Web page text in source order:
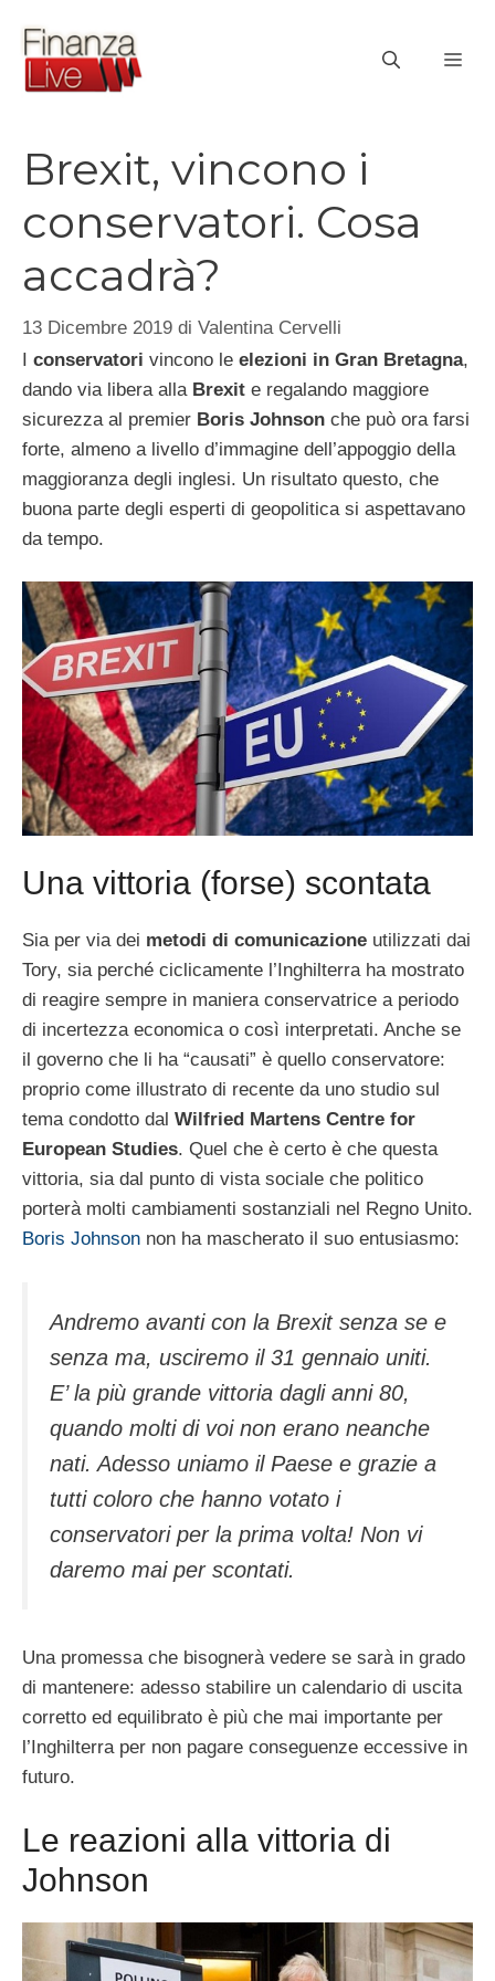
contenuto
Brexit, vincono i
conservatori. Cosa
accadrà?
13 Dicembre 2019 di Valentina Cervelli
I conservatori vincono le elezioni in Gran Bretagna,
dando via libera alla Brexit e regalando maggiore
sicurezza al premier Boris Johnson che può ora farsi
forte, almeno a livello d’immagine dell’appoggio della
maggioranza degli inglesi. Un risultato questo, che
buona parte degli esperti di geopolitica si aspettavano
da tempo.
Una vittoria (forse) scontata
Sia per via dei metodi di comunicazione utilizzati dai
Tory, sia perché ciclicamente l’Inghilterra ha mostrato
di reagire sempre in maniera conservatrice a periodo
di incertezza economica o così interpretati. Anche se
il governo che li ha “causati” è quello conservatore:
proprio come illustrato di recente da uno studio sul
tema condotto dal Wilfried Martens Centre for
European Studies. Quel che è certo è che questa
vittoria, sia dal punto di vista sociale che politico
porterà molti cambiamenti sostanziali nel Regno Unito.
Boris Johnson non ha mascherato il suo entusiasmo:
Andremo avanti con la Brexit senza se e
senza ma, usciremo il 31 gennaio uniti.
E’ la più grande vittoria dagli anni 80,
quando molti di voi non erano neanche
nati. Adesso uniamo il Paese e grazie a
tutti coloro che hanno votato i
conservatori per la prima volta! Non vi
daremo mai per scontati.
Una promessa che bisognerà vedere se sarà in grado
di mantenere: adesso stabilire un calendario di uscita
corretto ed equilibrato è più che mai importante per
l’Inghilterra per non pagare conseguenze eccessive in
futuro.
Le reazioni alla vittoria di
Johnson